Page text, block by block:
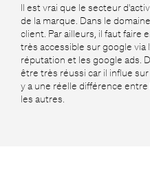
Il est vrai que le secteur
de la marque. Dans le
client. Par ailleurs, il faut faire
très accessible sur google
réputation et les google ads.
être très réussi car il influe
y a une réelle différence
les autres.